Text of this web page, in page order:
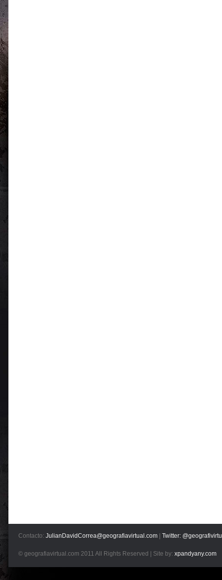
Contacto: JulianDavidCorrea@geografiavirtual.com Twitter:
© geografiavirtual.com 2011 All Rights Reserved | Site by: xpandyany.com